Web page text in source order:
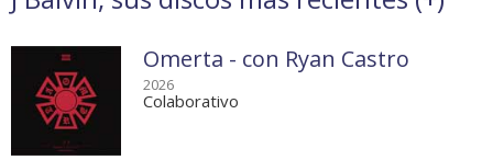
Omerta - con Ryan Castro
2026
Colaborativo